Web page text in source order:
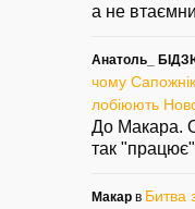
а не
Анатоль_
чому
лобіюють
До Макара.
так
Макар в Битва